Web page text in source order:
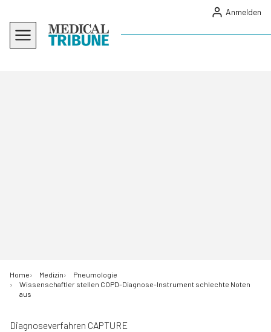
Anmelden
Home Medizin
Pneumologie
Wissenschaftler stellen COPD-Diagnose-Instrument schlechte Noten
aus
Diagnoseverfahren CAPTURE